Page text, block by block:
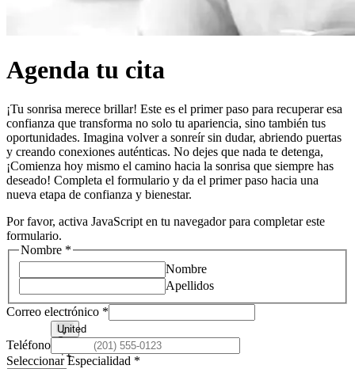
Agenda tu cita
¡Tu sonrisa merece brillar! Este es el primer paso para recuperar esa
confianza que transforma no solo tu apariencia, sino también tus
oportunidades. Imagina volver a sonreír sin dudar, abriendo puertas
y creando conexiones auténticas. No dejes que nada te detenga,
¡Comienza hoy mismo el camino hacia la sonrisa que siempre has
deseado! Completa el formulario y da el primer paso hacia una
nueva etapa de confianza y bienestar.
Por favor, activa JavaScript en tu navegador para completar este
formulario.
Nombre *
Nombre
Apellidos
Fecha
Seleccionar
Hora
Teléfono
Correo electrónico *
Teléfono
United
States
+1
Seleccionar Especialidad *